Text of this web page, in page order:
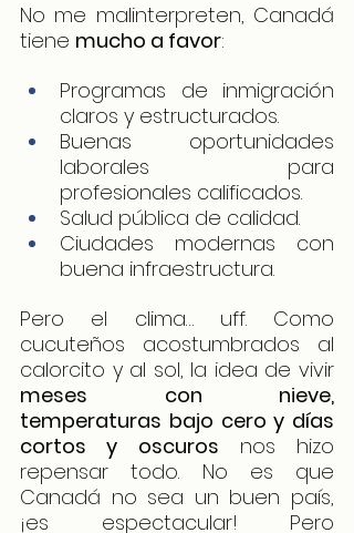
No me malinterpreten, Canadá
tiene mucho a favor:
Programas de inmigración
claros y estructurados.
Buenas oportunidades
laborales para
profesionales calificados.
Salud pública de calidad.
Ciudades modernas con
buena infraestructura.
Pero el clima… uff. Como
cucuteños acostumbrados al
meses con nieve,
temperaturas bajo cero y días
cortos y oscuros nos hizo
repensar todo. No es que
Canadá no sea un buen país,